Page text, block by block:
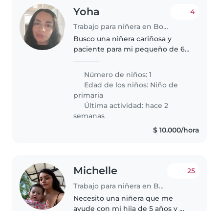
Yoha
Trabajo para niñera en Bogotá
4
Busco una niñera cariñosa y
paciente para mi pequeño de 6
Necesito alguien con quien se
sienta a gusto y que lo ayude con
la tarea escolar. Es un niño..
Número de niños: 1
Edad de los niños: Niño de
primaria
Última actividad: hace 2
semanas
$ 10.000/hora
Michelle
Trabajo para niñera en Bogotá
25
Necesito una niñera que me
ayude con mi hija de 5 años y mi